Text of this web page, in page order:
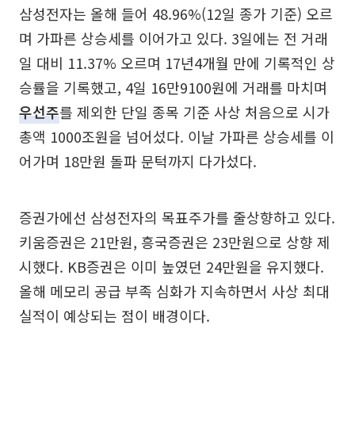
삼성전자는 올해 들어 48.96%(12일 종가 기준) 오르
며 가파른 상승세를 이어가고 있다. 3일에는 전 거래
일 대비 11.37% 오르며 17년4개월 만에 기록적인 상
승률을 기록했고, 4일 16만9100원에 거래를 마치며
우선주를 제외한 단일 종목 기준 사상 처음으로 시가
총액 1000조원을 넘어섰다. 이날 가파른 상승세를 이
어가며 18만원 돌파 문턱까지 다가섰다.
증권가에선 삼성전자의 목표주가를 줄상향하고 있다.
키움증권은 21만원, 흥국증권은 23만원으로 상향 제
시했다. KB증권은 이미 높였던 24만원을 유지했다.
올해 메모리 공급 부족 심화가 지속하면서 사상 최대
실적이 예상되는 점이 배경이다.